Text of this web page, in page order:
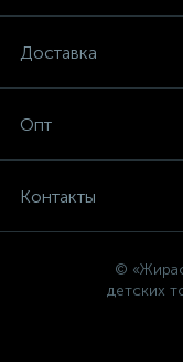
Доставка
Опт
Контакты
©
детских